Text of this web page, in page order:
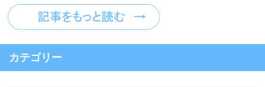
カテゴリー